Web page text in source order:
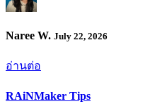
Naree W. July 22, 2026
อ่านต่อ
RAiNMaker Tips